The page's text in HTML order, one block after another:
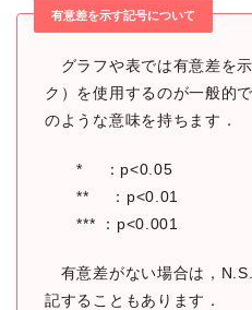
有意差を示す記号について
グラフや表では有意差を
ク）を使用するのが一般的
のような意味を持ちます．
* ：p<0.05
** ：p<0.01
*** ：p<0.001
有意差がない場合は，
記することもあります．